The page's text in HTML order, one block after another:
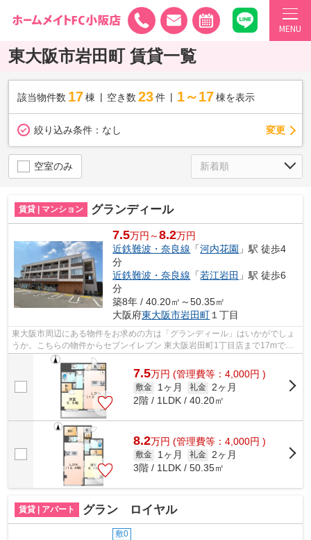
MENU
東大阪市岩田町 賃貸一覧
該当物件数 17棟 空き数 23 件 1～17 棟を表示
絞り込み条件： なし 変更
空室のみ
賃貸 | マンション グランディール
7.5万円～8.2万円
近鉄難波・奈良線 「河内花園 」駅 徒歩4
分
近鉄難波・奈良線 「若江岩田 」駅 徒歩6
分
築8年 / 40.20㎡～50.35㎡
大阪府東大阪市岩田町 １丁目
東大阪市周辺にある物件をお求めの方は「グランディール」はいかがでしょ
うか。こちらの物件からセブンイレブン 東大阪岩田町1丁目店まで17mで
す。周辺には、徒歩4分で利用できる駅が...
7.5万円 (管理費等：4,000円 )
敷金 1ヶ月 礼金
2ヶ月
2階 / 1LDK / 40.20㎡
8.2万円 (管理費等：4,000円 )
敷金 1ヶ月 礼金
2ヶ月
3階 / 1LDK / 50.35㎡
賃貸 | アパート グラン ロイヤル
敷0